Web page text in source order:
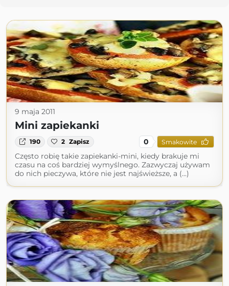
9 maja 2011
Mini zapiekanki
190 2 Zapisz 0 Smakowite
Często robię takie zapiekanki-mini, kiedy brakuje mi
czasu na coś bardziej wymyślnego. Zazwyczaj używam
do nich pieczywa, które nie jest najświeższe, a (...)